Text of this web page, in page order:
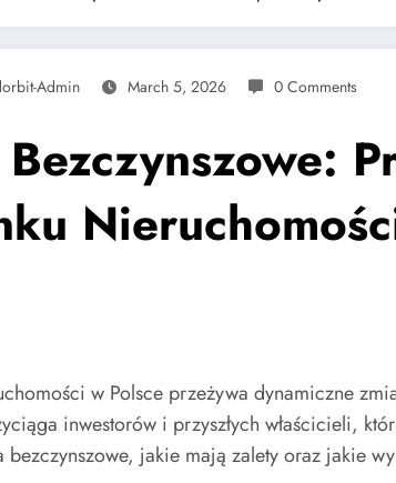
Admin March 5, 2026 0 Comments
w Polsce przeżywa dynamiczne
inwestorów i przyszłych właścicieli,
bezczynszowe, jakie mają zalety oraz jakie